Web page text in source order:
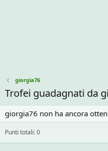
giorgia76
Trofei guadagnati da
giorgia76 non ha ancora
Punti totali: 0